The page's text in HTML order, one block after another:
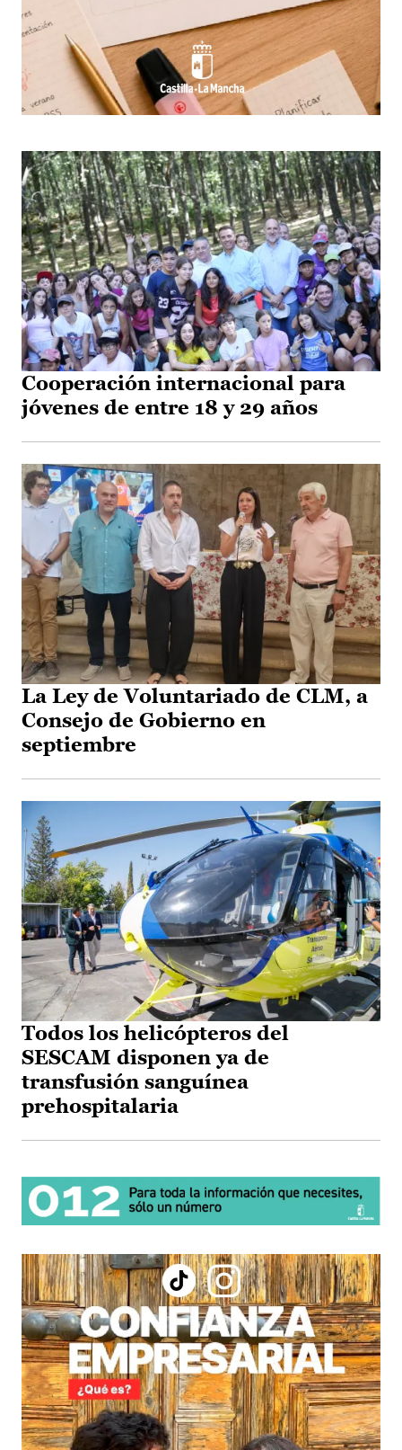
Cooperación internacional para
jóvenes de entre 18 y 29 años
La Ley de Voluntariado de CLM, a
Consejo de Gobierno en
septiembre
Todos los helicópteros del
SESCAM disponen ya de
transfusión sanguínea
prehospitalaria